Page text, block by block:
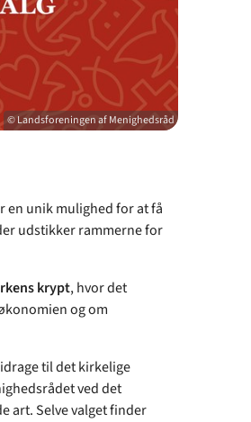
© Landsforeningen af Menighedsråd
en unik mulighed for at få
udstikker rammerne for
krypt, hvor det
og om
til det kirkelige
ved det
art. Selve valget finder